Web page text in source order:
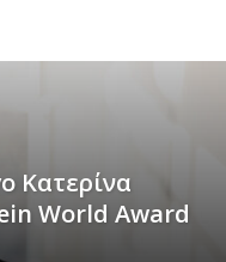
Κατερίνα
World Award